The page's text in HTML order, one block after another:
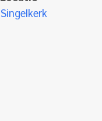
Singelkerk